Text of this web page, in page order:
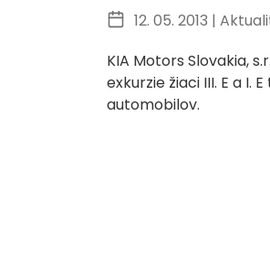
12. 05. 2013 |
KIA Motors Slovakia,
exkurzie žiaci III. E a
automobilov.